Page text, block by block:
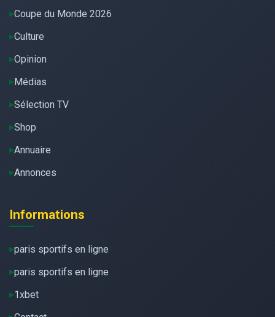
Coupe du Monde 2026
Culture
Opinion
Médias
Sélection TV
Shop
Annuaire
Annonces
Informations
paris sportifs en ligne
paris sportifs en ligne
1xbet